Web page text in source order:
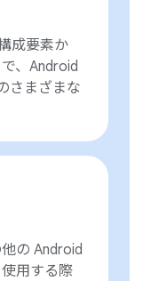
成要素か
、Android
さまざまな
の Android
用する際